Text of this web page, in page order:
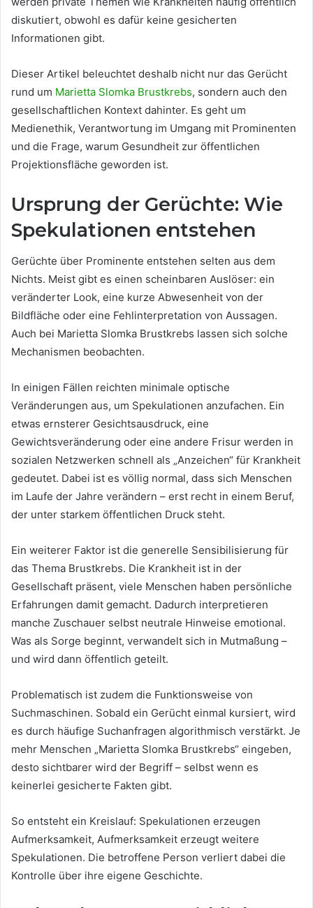
diskutiert, obwohl es dafür keine gesicherten
Informationen gibt.
Dieser Artikel beleuchtet deshalb nicht nur das Gerücht
rund um Marietta Slomka Brustkrebs, sondern auch den
gesellschaftlichen Kontext dahinter. Es geht um
Medienethik, Verantwortung im Umgang mit Prominenten
und die Frage, warum Gesundheit zur öffentlichen
Projektionsfläche geworden ist.
Ursprung der Gerüchte: Wie
Spekulationen entstehen
Gerüchte über Prominente entstehen selten aus dem
Nichts. Meist gibt es einen scheinbaren Auslöser: ein
veränderter Look, eine kurze Abwesenheit von der
Bildfläche oder eine Fehlinterpretation von Aussagen.
Auch bei Marietta Slomka Brustkrebs lassen sich solche
Mechanismen beobachten.
In einigen Fällen reichten minimale optische
Veränderungen aus, um Spekulationen anzufachen. Ein
etwas ernsterer Gesichtsausdruck, eine
Gewichtsveränderung oder eine andere Frisur werden in
sozialen Netzwerken schnell als „Anzeichen“ für Krankheit
gedeutet. Dabei ist es völlig normal, dass sich Menschen
im Laufe der Jahre verändern – erst recht in einem Beruf,
der unter starkem öffentlichen Druck steht.
Ein weiterer Faktor ist die generelle Sensibilisierung für
das Thema Brustkrebs. Die Krankheit ist in der
Gesellschaft präsent, viele Menschen haben persönliche
Erfahrungen damit gemacht. Dadurch interpretieren
manche Zuschauer selbst neutrale Hinweise emotional.
Was als Sorge beginnt, verwandelt sich in Mutmaßung –
und wird dann öffentlich geteilt.
Problematisch ist zudem die Funktionsweise von
Suchmaschinen. Sobald ein Gerücht einmal kursiert, wird
es durch häufige Suchanfragen algorithmisch verstärkt. Je
mehr Menschen „Marietta Slomka Brustkrebs“ eingeben,
desto sichtbarer wird der Begriff – selbst wenn es
keinerlei gesicherte Fakten gibt.
So entsteht ein Kreislauf: Spekulationen erzeugen
Aufmerksamkeit, Aufmerksamkeit erzeugt weitere
Spekulationen. Die betroffene Person verliert dabei die
Kontrolle über ihre eigene Geschichte.